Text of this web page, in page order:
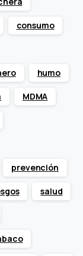
consumo
humo
MDMA
prevención
salud